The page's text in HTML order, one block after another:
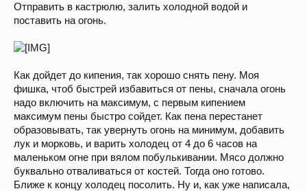
Отправить в кастрюлю, залить холодной водой и
поставить на огонь.
Как дойдет до кипения, так хорошо снять пену. Моя
фишка, чтоб быстрей избавиться от пены, сначала огонь
надо включить на максимум, с первым кипением
максимум пены быстро сойдет. Как пена перестанет
образовывать, так увернуть огонь на минимум, добавить
лук и морковь, и варить холодец от 4 до 6 часов на
маленьком огне при вялом побулькивании. Мясо должно
буквально отваливаться от костей. Тогда оно готово.
Ближе к концу холодец посолить. Ну и, как уже написала,